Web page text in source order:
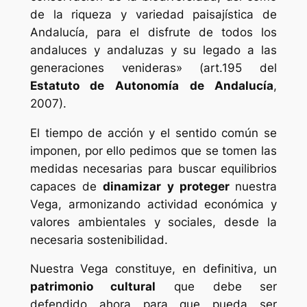
de la riqueza y variedad paisajística de
Andalucía, para el disfrute de todos los
andaluces y andaluzas y su legado a las
generaciones venideras» (art.195 del
Estatuto de Autonomía de Andalucía,
2007).
El tiempo de acción y el sentido común se
imponen, por ello pedimos que se tomen las
medidas necesarias para buscar equilibrios
capaces dedinamizar y proteger nuestra
Vega, armonizando actividad económica y
valores ambientales y sociales, desde la
necesaria sostenibilidad.
Nuestra Vega constituye, en definitiva, un
patrimonio cultural que debe ser